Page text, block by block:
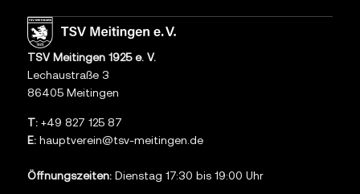
TSV Meitingen 1925 e. V.
Lechaustraße 3
86405 Meitingen
T: +49 827 125 87
E: hauptverein@tsv-meitingen.de
Öffnungszeiten:Dienstag 17:30 bis 19:00 Uhr